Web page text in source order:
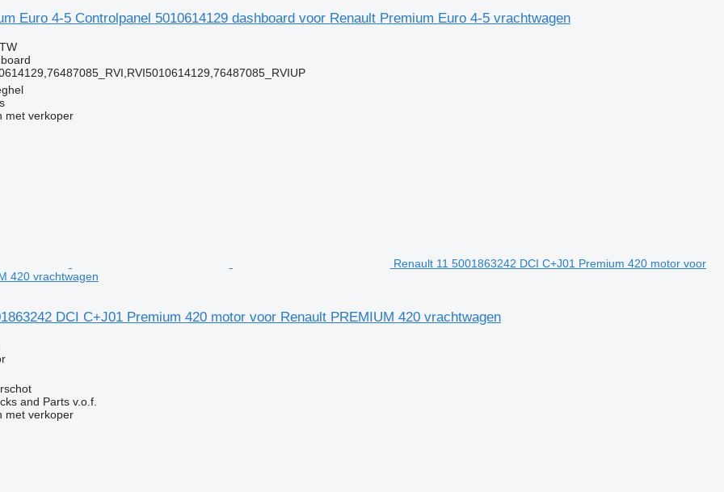
Euro 4-5 Controlpanel 5010614129 dashboard voor Renault Premium Euro 4-5 vrachtwagen
met verkoper
Renault 11 5001863242 DCI C+J01 Premium 420 motor voor
420 vrachtwagen
DCI C+J01 Premium 420 motor voor Renault PREMIUM 420 vrachtwagen
and Parts v.o.f.
met verkoper